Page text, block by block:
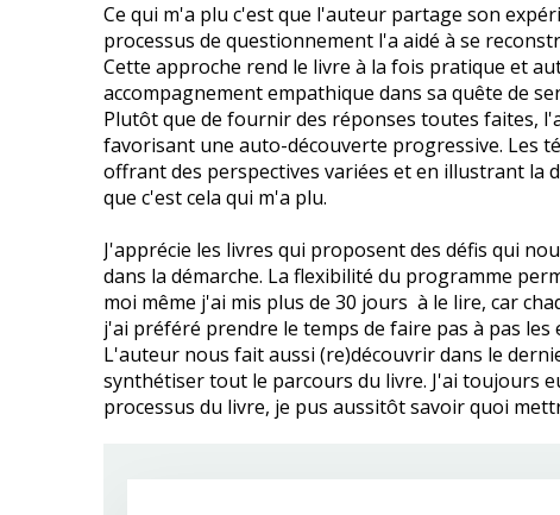
Ce qui m'a plu c'est que l'auteur partage son
processus de questionnement l'a aidé à se
Cette approche rend le livre à la fois pratique et
accompagnement empathique dans sa quête de
Plutôt que de fournir des réponses toutes faites,
favorisant une auto-découverte progressive. Les
offrant des perspectives variées et en illustrant la
que c'est cela qui m'a plu.
J'apprécie les livres qui proposent des défis qui
dans la démarche. La flexibilité du programme
moi même j'ai mis plus de 30 jours à le lire, car
j'ai préféré prendre le temps de faire pas à pas les
L'auteur nous fait aussi (re)découvrir dans le
synthétiser tout le parcours du livre. J'ai toujours
processus du livre, je pus aussitôt savoir quoi